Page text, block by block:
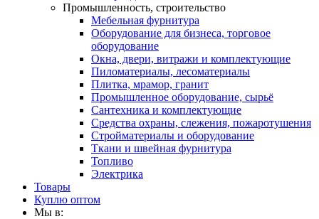
Промышленность, строительство
Мебельная фурнитура
Оборудование для бизнеса, торговое
оборудование
Окна, двери, витражи и комплектующие
Пиломатериалы, лесоматериалы
Плитка, мрамор, гранит
Промышленное оборудование, сырьё
Сантехника и комплектующие
Средства охраны, слежения, пожаротушения
Стройматериалы и оборудование
Ткани и швейная фурнитура
Топливо
Электрика
Товары
Куплю оптом
Мы в: